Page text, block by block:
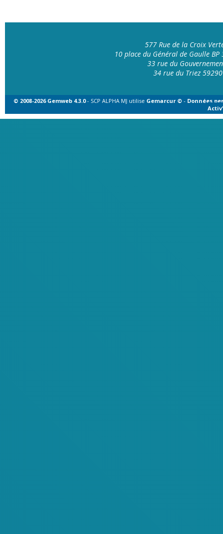
577 Rue de la Croix
10 place du Général de Gaulle BP
33 rue du
34 rue du Triez 59290
© 2008-2026 Gemweb 4.3.0- SCP ALPHA MJ utilise Gemarcur © - Données